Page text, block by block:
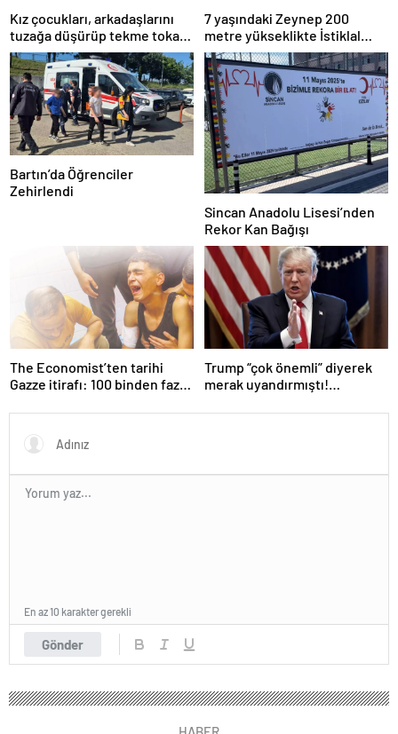
Kız çocukları, arkadaşlarını
tuzağa düşürüp tekme tokat
dövdü
7 yaşındaki Zeynep 200
metre yükseklikte İstiklal
Marşı’nı ezbere okudu
Bartın’da Öğrenciler
Zehirlendi
Sincan Anadolu Lisesi’nden
Rekor Kan Bağışı
The Economist’ten tarihi
Gazze itirafı: 100 binden fazla
Trump “çok önemli” diyerek
merak uyandırmıştı!
kararnamesi çıktı
Gönder
En az 10 karakter gerekli